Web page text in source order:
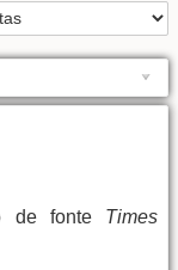
de fonte Times